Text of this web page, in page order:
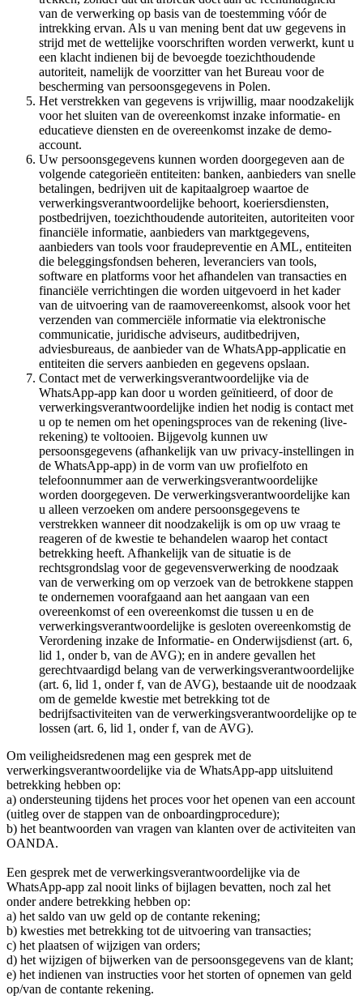
van de verwerking op basis van de toestemming vóór de
intrekking ervan. Als u van mening bent dat uw gegevens in
strijd met de wettelijke voorschriften worden verwerkt, kunt u
een klacht indienen bij de bevoegde toezichthoudende
autoriteit, namelijk de voorzitter van het Bureau voor de
bescherming van persoonsgegevens in Polen.
Het verstrekken van gegevens is vrijwillig, maar noodzakelijk
voor het sluiten van de overeenkomst inzake informatie- en
educatieve diensten en de overeenkomst inzake de demo-
account.
Uw persoonsgegevens kunnen worden doorgegeven aan de
volgende categorieën entiteiten: banken, aanbieders van snelle
betalingen, bedrijven uit de kapitaalgroep waartoe de
verwerkingsverantwoordelijke behoort, koeriersdiensten,
postbedrijven, toezichthoudende autoriteiten, autoriteiten voor
financiële informatie, aanbieders van marktgegevens,
aanbieders van tools voor fraudepreventie en AML, entiteiten
die beleggingsfondsen beheren, leveranciers van tools,
software en platforms voor het afhandelen van transacties en
financiële verrichtingen die worden uitgevoerd in het kader
van de uitvoering van de raamovereenkomst, alsook voor het
verzenden van commerciële informatie via elektronische
communicatie, juridische adviseurs, auditbedrijven,
adviesbureaus, de aanbieder van de WhatsApp-applicatie en
entiteiten die servers aanbieden en gegevens opslaan.
Contact met de verwerkingsverantwoordelijke via de
WhatsApp-app kan door u worden geïnitieerd, of door de
verwerkingsverantwoordelijke indien het nodig is contact met
u op te nemen om het openingsproces van de rekening (live-
rekening) te voltooien. Bijgevolg kunnen uw
persoonsgegevens (afhankelijk van uw privacy-instellingen in
de WhatsApp-app) in de vorm van uw profielfoto en
telefoonnummer aan de verwerkingsverantwoordelijke
worden doorgegeven. De verwerkingsverantwoordelijke kan
u alleen verzoeken om andere persoonsgegevens te
verstrekken wanneer dit noodzakelijk is om op uw vraag te
reageren of de kwestie te behandelen waarop het contact
betrekking heeft. Afhankelijk van de situatie is de
rechtsgrondslag voor de gegevensverwerking de noodzaak
van de verwerking om op verzoek van de betrokkene stappen
te ondernemen voorafgaand aan het aangaan van een
overeenkomst of een overeenkomst die tussen u en de
verwerkingsverantwoordelijke is gesloten overeenkomstig de
Verordening inzake de Informatie- en Onderwijsdienst (art. 6,
lid 1, onder b, van de AVG); en in andere gevallen het
gerechtvaardigd belang van de verwerkingsverantwoordelijke
(art. 6, lid 1, onder f, van de AVG), bestaande uit de noodzaak
om de gemelde kwestie met betrekking tot de
bedrijfsactiviteiten van de verwerkingsverantwoordelijke op te
lossen (art. 6, lid 1, onder f, van de AVG).
Om veiligheidsredenen mag een gesprek met de
verwerkingsverantwoordelijke via de WhatsApp-app uitsluitend
betrekking hebben op:
a) ondersteuning tijdens het proces voor het openen van een account
(uitleg over de stappen van de onboardingprocedure);
b) het beantwoorden van vragen van klanten over de activiteiten van
OANDA.
Een gesprek met de verwerkingsverantwoordelijke via de
WhatsApp-app zal nooit links of bijlagen bevatten, noch zal het
onder andere betrekking hebben op:
a) het saldo van uw geld op de contante rekening;
b) kwesties met betrekking tot de uitvoering van transacties;
c) het plaatsen of wijzigen van orders;
d) het wijzigen of bijwerken van de persoonsgegevens van de klant;
e) het indienen van instructies voor het storten of opnemen van geld
op/van de contante rekening.